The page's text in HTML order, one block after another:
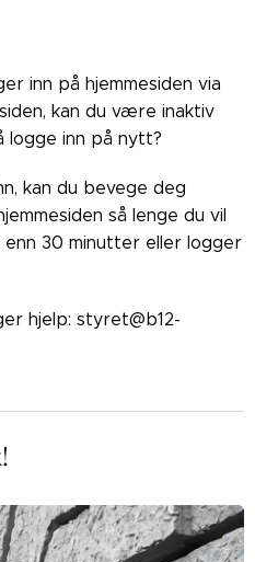
inn på hjemmesiden via
kan du være inaktiv
logge inn på nytt?
kan du bevege deg
så lenge du vil
30 minutter eller logger
hjelp: styret@b12-